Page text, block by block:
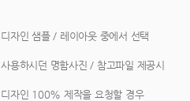
디자인 샘플 / 레이아웃 중에서 선택
사용하시던 명함사진 / 참고파일 제공시
디자인 100% 제작을 요청할 경우